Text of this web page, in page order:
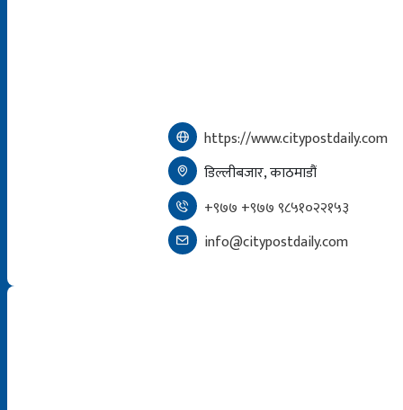
https://www.citypostdaily.com
डिल्लीबजार, काठमाडौं
+९७७ +९७७ ९८५१०२२१५३
info@citypostdaily.com